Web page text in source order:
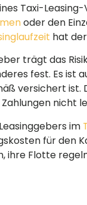
Taxi-
oder den
hat
trägt das
fest. Es ist
versichert ist.
nicht
im
für den
ihre Flotte